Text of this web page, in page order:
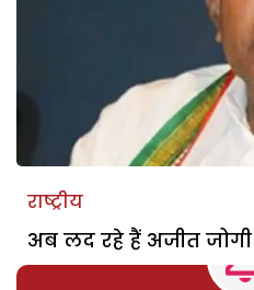
राष्ट्रीय
अब लद रहे हैं अजीत